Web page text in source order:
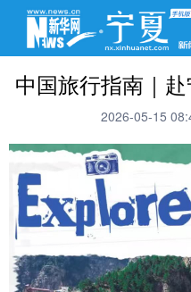
中国旅行指南｜
2026-05-15